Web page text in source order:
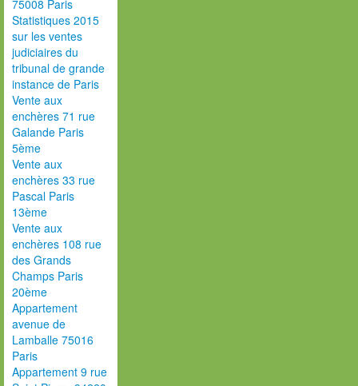
75008 Paris
Statistiques 2015
sur les ventes
judiciaires du
tribunal de grande
instance de Paris
Vente aux
enchères 71 rue
Galande Paris
5ème
Vente aux
enchères 33 rue
Pascal Paris
13ème
Vente aux
enchères 108 rue
des Grands
Champs Paris
20ème
Appartement
avenue de
Lamballe 75016
Paris
Appartement 9 rue